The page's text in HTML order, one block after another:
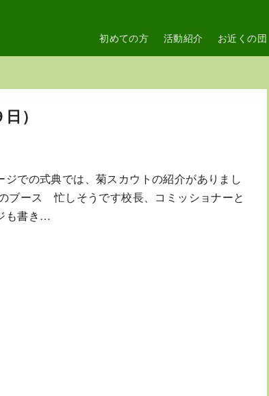
初めての方 活動紹介 お近くの団
）
での式典では、菊スカウトの紹介がありまし
ブース 忙しそうです校長、コミッショナーと
も書き…